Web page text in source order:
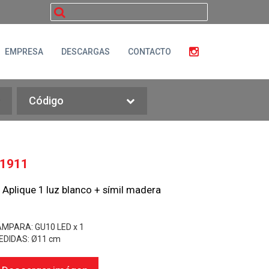
buscar
EMPRESA DESCARGAS CONTACTO
Código
Aplique 1 luz blanco + símil madera
GU10 LED x 1
Ø11 cm